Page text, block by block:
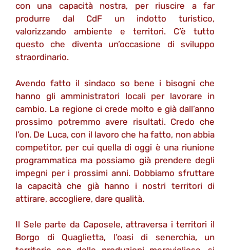
con una capacità nostra, per riuscire a far
produrre dal CdF un indotto turistico,
valorizzando ambiente e territori. C’è tutto
questo che diventa un’occasione di sviluppo
straordinario.
Avendo fatto il sindaco so bene i bisogni che
hanno gli amministratori locali per lavorare in
cambio. La regione ci crede molto e già dall’anno
prossimo potremmo avere risultati. Credo che
l’on. De Luca, con il lavoro che ha fatto, non abbia
competitor, per cui quella di oggi è una riunione
programmatica ma possiamo già prendere degli
impegni per i prossimi anni. Dobbiamo sfruttare
la capacità che già hanno i nostri territori di
attirare, accogliere, dare qualità.
Il Sele parte da Caposele, attraversa i territori il
Borgo di Quaglietta, l’oasi di senerchia, un